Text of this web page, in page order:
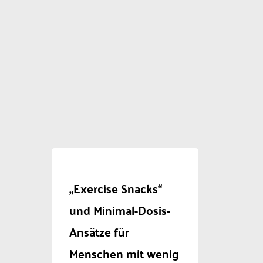
„Exercise Snacks“
und Minimal-Dosis-
Ansätze für
Menschen mit wenig